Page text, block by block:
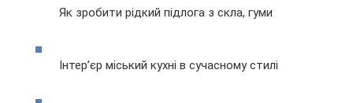
Як зробити рідкий підлога з скла, гуми
Інтер’єр міський кухні в сучасному стилі